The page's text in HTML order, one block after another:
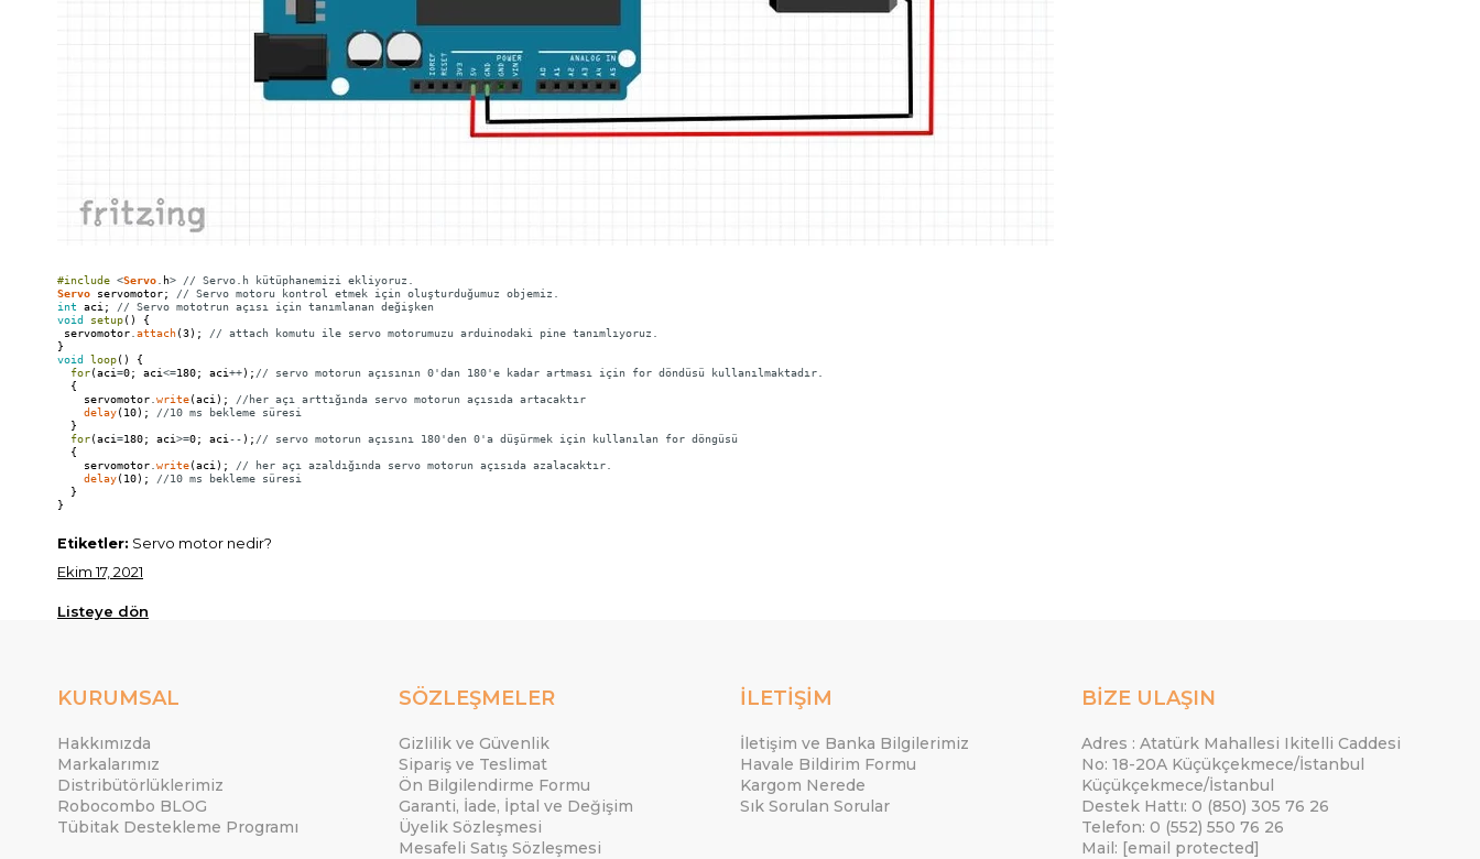
#include <Servo h> // Servo.h kütüphanemizi ekliyoruz.
Servo servomotor;
// Servo motoru kontrol etmek için oluşturduğumuz objemiz.
int aci ;
// Servo mototrun açısı için tanımlanan değişken
void setup( )
{
servomotor attach(3) ;
// attach komutu ile servo motorumuzu arduinodaki pine tanımlıyoruz.
}
void loop( )
{
for(aci=0; aci<=180; aci++) ; // servo motorun açısının 0'dan 180'e kadar artması için for döndüsü kullanılmaktadır.
{
servomotor write(aci ) ;
//her açı arttığında servo motorun açısıda artacaktır
delay(10) ;
//10 ms bekleme süresi
}
for(aci=180; aci>=0; aci -- ) ; // servo motorun açısını 180'den 0'a düşürmek için kullanılan for döngüsü
{
servomotor write(aci ) ;
// her açı azaldığında servo motorun açısıda azalacaktır.
delay(10) ;
//10 ms bekleme süresi
}
}
Etiketler: Servo motor nedir?
Ekim 17, 2021
Listeye dön
KURUMSAL
Hakkımızda
Markalarımız
Distribütörlüklerimiz
Robocombo BLOG
Tübitak Destekleme Programı
SÖZLEŞMELER
Gizlilik ve Güvenlik
Sipariş ve Teslimat
Ön Bilgilendirme Formu
Garanti, İade, İptal ve Değişim
Üyelik Sözleşmesi
Mesafeli Satış Sözleşmesi
İLETİŞİM
İletişim ve Banka Bilgilerimiz
Havale Bildirim Formu
Kargom Nerede
Sık Sorulan Sorular
BİZE ULAŞIN
Adres : Atatürk Mahallesi Ikitelli Caddesi
No: 18-20A Küçükçekmece/İstanbul
Küçükçekmece/İstanbul
Destek Hattı: 0 (850) 305 76 26
Telefon: 0 (552) 550 76 26
Mail: [email protected]